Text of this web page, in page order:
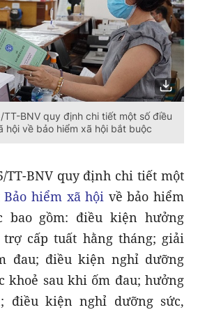
BNV quy định chi tiết một số điều
hội về bảo hiểm xã hội bắt buộc
TT-BNV quy định chi tiết một
Bảo hiểm xã hội về bảo hiểm
bao gồm: điều kiện hưởng
cấp tuất hằng tháng; giải
đau; điều kiện nghỉ dưỡng
khoẻ sau khi ốm đau; hưởng
điều kiện nghỉ dưỡng sức,